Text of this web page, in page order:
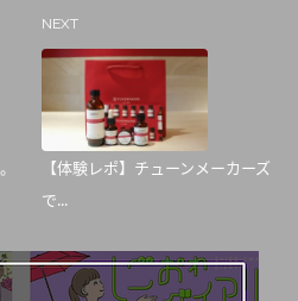
NEXT
【体験レポ】チューンメーカーズ
で...